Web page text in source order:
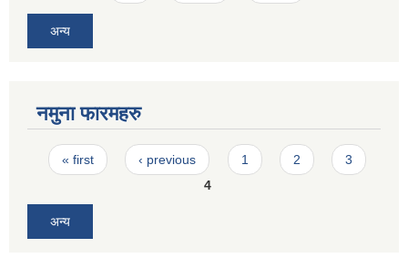
अन्य
नमुना फारमहरु
Pages
« first ‹ previous 1 2
3
4
अन्य